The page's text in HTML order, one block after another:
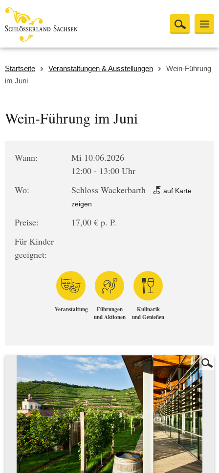
Startseite Veranstaltungen & Ausstellungen
Wein-Führung
im Juni
Wein-Führung im Juni
Wann:
Mi 10.06.2026
12:00 - 13:00 Uhr
Wo:
Schloss Wackerbarth
auf Karte
zeigen
Preise:
17,00 € p. P.
Für Kinder
geeignet:
Veranstaltung
Führungen
und Aktionen
Kulinarik
und Genießen